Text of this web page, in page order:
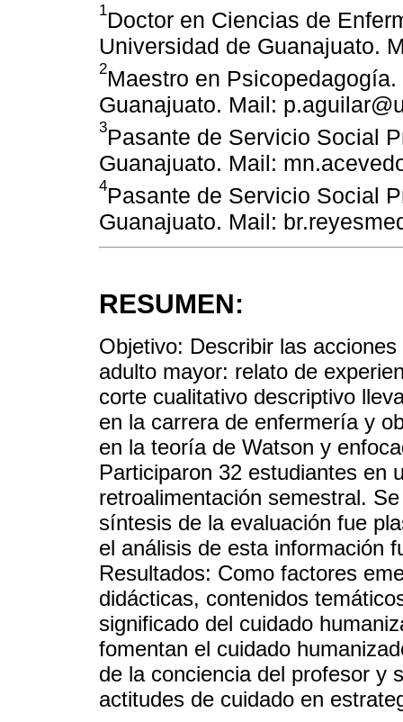
1Doctor en Ciencias de
Universidad de Guanajuato.
2Maestro en
Guanajuato. Mail:
3Pasante de Servicio Social
Guanajuato. Mail:
4Pasante de Servicio Social
Guanajuato. Mail:
RESUMEN:
Objetivo: Describir las
adulto mayor: relato de
corte cualitativo descriptivo
en la carrera de enfermería y
en la teoría de Watson y
Participaron 32 estudiantes en
retroalimentación semestral.
síntesis de la evaluación fue
el análisis de esta información
Resultados: Como factores
didácticas, contenidos
significado del cuidado
fomentan el cuidado
de la conciencia del profesor y
actitudes de cuidado en